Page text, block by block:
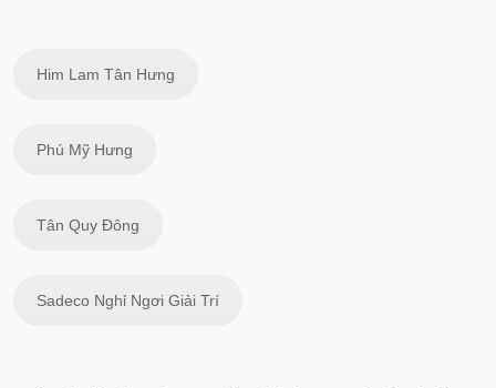
Him Lam Tân Hưng
Phú Mỹ Hưng
Tân Quy Đông
Sadeco Nghỉ Ngơi Giải Trí